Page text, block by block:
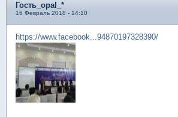
Гость_opal_*
16 Февраль 2018 - 14:10
https://www.facebook...94870197328390/